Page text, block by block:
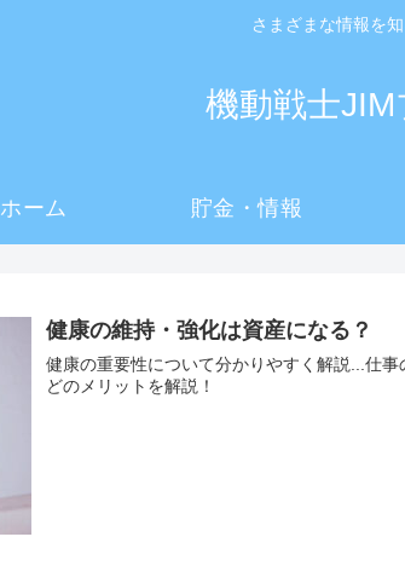
さまざまな情報を知
機動戦士
ホーム 貯金・情報
健康の維持・強化は資産になる？
健康の重要性について分かりやすく解説...仕
どのメリットを解説！